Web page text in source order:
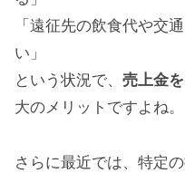
「遠征先の飲食代や交
い」
という状況で、 売上金
大のメリットですよね。
さらに最近では、特定